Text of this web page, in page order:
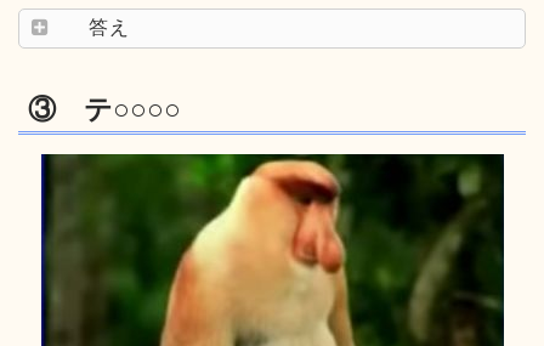
答え
③ テ○○○○